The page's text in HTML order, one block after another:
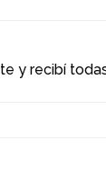
y recibí